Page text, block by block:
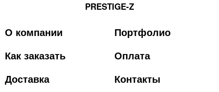
PRESTIGE-Z
О компании
Портфолио
Как заказать
Оплата
Доставка
Контакты